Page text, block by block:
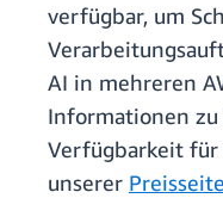
verfügbar, um
AI in mehreren
Informationen
Verfügbarkeit für
unserer Preisseite